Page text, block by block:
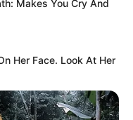
Makes You Cry And
Her Face. Look At Her